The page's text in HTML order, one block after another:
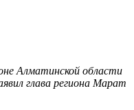
Алматинской области
глава региона Марат